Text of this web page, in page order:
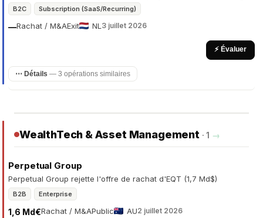
B2C Subscription (SaaS/Recurring)
Rachat / M&A
— Exit NL 3 juillet 2026
⚡ Évaluer
⋯ Détails — 3 opérations similaires
WealthTech & Asset Management · 1 →
Perpetual Group
Perpetual Group rejette l'offre de rachat d'EQT (1,7 Md$)
B2B Enterprise
Rachat / M&A
1,6 Md€ Public AU2 juillet 2026